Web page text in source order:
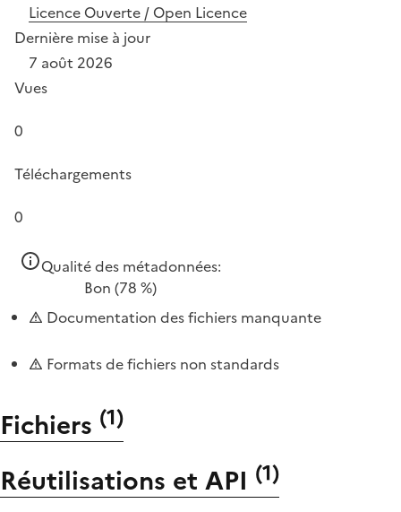
Licence Ouverte / Open Licence
Dernière mise à jour
7 août 2026
Vues
0
Téléchargements
0
Qualité des métadonnées:
Bon (78 %)
Documentation des fichiers manquante
Formats de fichiers non standards
Fichiers (1)
Réutilisations et API (1)